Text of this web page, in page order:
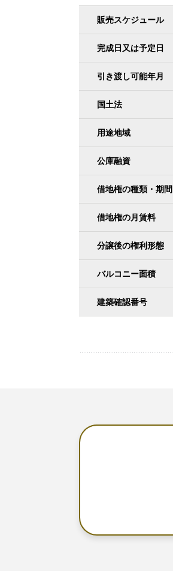
販売スケジュール
完成日又は予定日
引き渡し可能年月
国土法
用途地域
公庫融資
借地権の種類・期間
借地権の月賃料
分譲後の権利形態
バルコニー面積
建築確認番号